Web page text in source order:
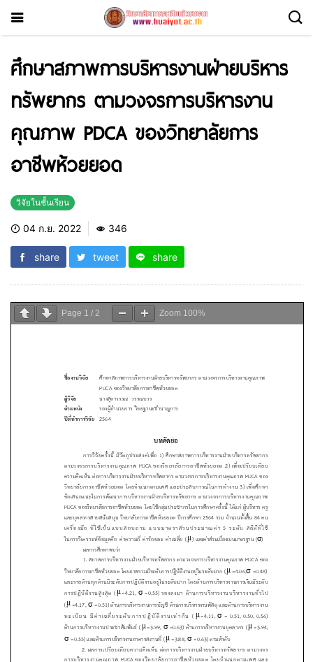
ศึกษาสภาพการบริหารงานฝ่ายบริหาร
ทรัพยากร ตามวงจรการบริหารงาน
คุณภาพ PDCA ของวิทยาลัยการ
อาชีพห้วยยอด
วิจัยในชั้นเรียน
04 ก.ย. 2022 346
share tweet share
Page 1 / 2 Zoom 100%